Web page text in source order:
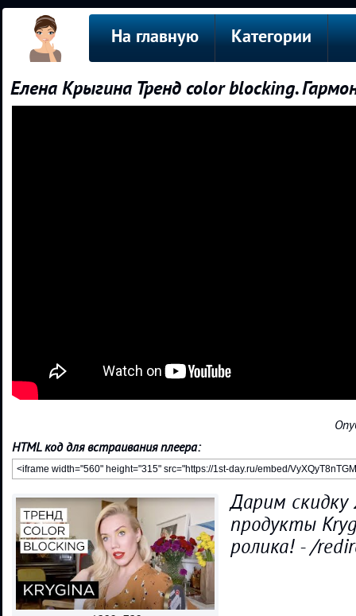
На главную Категории
Елена Крыгина Тренд color blocking.
HTML код для встраивания плеера:
Дарим скидку
продукты
ролика! - /